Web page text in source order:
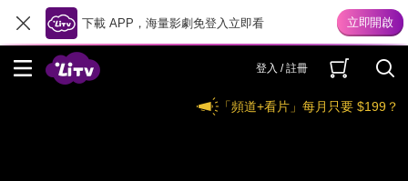
下載 APP，海量影劇免登入立即看
登入 / 註冊
「頻道+看片」每月只要 $199？